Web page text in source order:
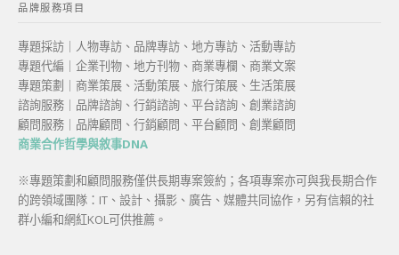
品牌服務項目
專題採訪｜人物專訪、品牌專訪、地方專訪、活動專訪
專題代編｜企業刊物、地方刊物、商業專欄、商業文案
專題策劃｜商業策展、活動策展、旅行策展、生活策展
諮詢服務｜品牌諮詢、行銷諮詢、平台諮詢、創業諮詢
顧問服務｜品牌顧問、行銷顧問、平台顧問、創業顧問
商業合作哲學與敘事DNA
※專題策劃和顧問服務僅供長期專案簽約；各項專案亦可與我長期合作
的跨領域團隊：IT、設計、攝影、廣告、媒體共同協作，另有信賴的社
群小編和網紅KOL可供推薦。